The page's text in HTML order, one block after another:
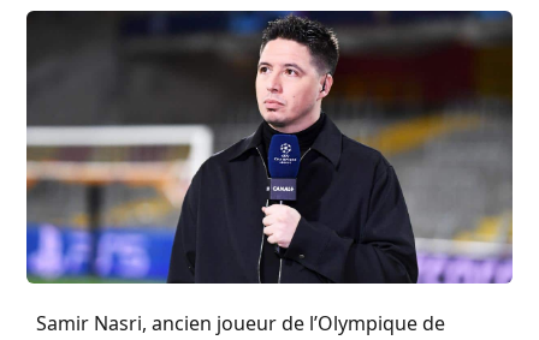
Samir Nasri, ancien joueur de l’Olympique de